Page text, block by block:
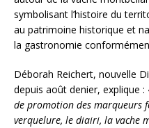
symbolisant l’histoire du
au patrimoine historique et
la gastronomie
Déborah Reichert, nouvelle
depuis août denier, explique :
de promotion des marqueurs
verquelure, le diairi, la vache